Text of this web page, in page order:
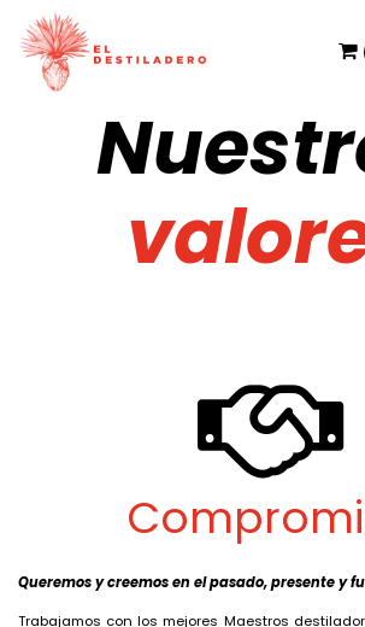
Ir al contenido
Queremos y creemos en el pasado, presente y
Trabajamos con los mejores Maestros